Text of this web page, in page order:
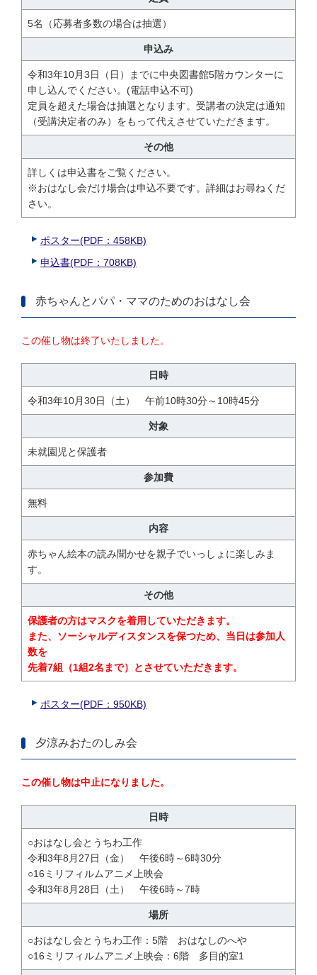
5名（応募者多数の場合は抽選）
申込み
令和3年10月3日（日）までに中央図書館5階カウンターに
申し込んでください。(電話申込不可)
定員を超えた場合は抽選となります。受講者の決定は通知
（受講決定者のみ）をもって代えさせていただきます。
その他
詳しくは申込書をご覧ください。
※おはなし会だけ場合は申込不要です。詳細はお尋ねくだ
さい。
ポスター(PDF：458KB)
申込書(PDF：708KB)
赤ちゃんとパパ・ママのためのおはなし会
この催し物は終了いたしました。
日時
令和3年10月30日（土） 午前10時30分～10時45分
対象
未就園児と保護者
参加費
無料
内容
赤ちゃん絵本の読み聞かせを親子でいっしょに楽しみま
す。
その他
保護者の方はマスクを着用していただきます。
また、ソーシャルディスタンスを保つため、当日は参加人
数を
先着7組（1組2名まで）とさせていただきます。
ポスター(PDF：950KB)
夕涼みおたのしみ会
この催し物は中止になりました。
日時
○おはなし会とうちわ工作
令和3年8月27日（金） 午後6時～6時30分
○16ミリフィルムアニメ上映会
令和3年8月28日（土） 午後6時～7時
場所
○おはなし会とうちわ工作：5階 おはなしのへや
○16ミリフィルムアニメ上映会：6階 多目的室1